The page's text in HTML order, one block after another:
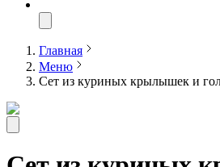
Главная
Меню
Сет из куриных крылышек и